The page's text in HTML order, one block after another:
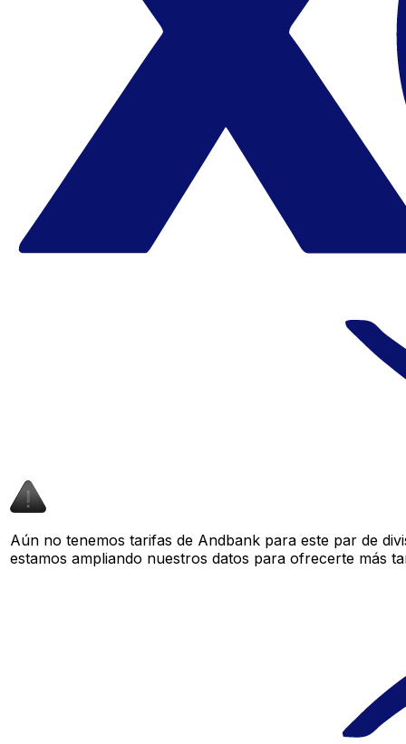
Aún no tenemos tarifas de Andbank para este par de
estamos ampliando nuestros datos para ofrecerte más